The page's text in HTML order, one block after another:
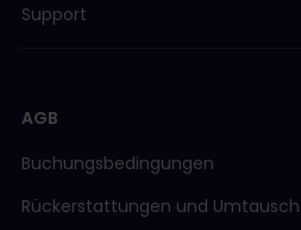
Support
AGB
Buchungsbedingungen
Rückerstattungen und Umtausch